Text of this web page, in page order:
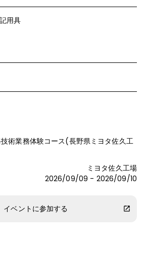
用具
術業務体験コース(長野県ミヨタ佐久工
ミヨタ佐久工場
2026/09/09 - 2026/09/10
イベントに参加する